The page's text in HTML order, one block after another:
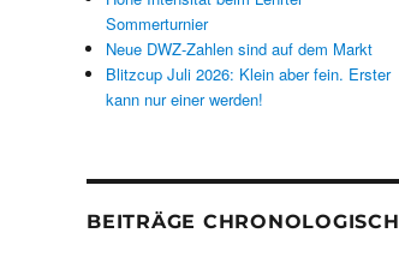
Sommerturnier
Neue DWZ-Zahlen sind auf dem Markt
Blitzcup Juli 2026: Klein aber fein. Erster
kann nur einer werden!
BEITRÄGE CHRONOLOGISCH